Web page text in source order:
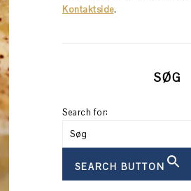
Kontaktside.
SØG
Search for:
SEARCH BUTTON